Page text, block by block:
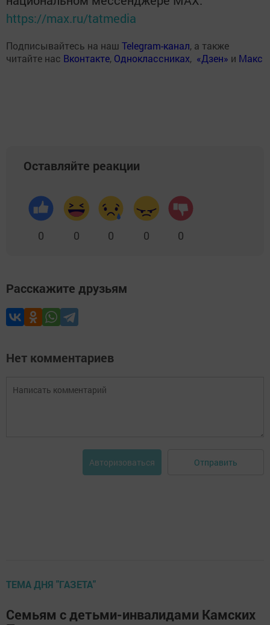
https://max.ru/tatmedia
Подписывайтесь на наш Telegram-канал, а также
читайте нас Вконтакте, Одноклассниках, «Дзен» и Макс
Оставляйте реакции
0 0 0 0 0
Расскажите друзьям
Нет комментариев
Авторизоваться Отправить
ТЕМА ДНЯ "ГАЗЕТА"
Cемьям с детьми-инвалидами Камских